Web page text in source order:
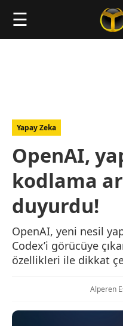
☰
Yapay Zeka
OpenAI,
kodlama
duyurdu!
OpenAI, yeni nesil
Codex’i görücüye
özellikleri ile dikkat
Alperen